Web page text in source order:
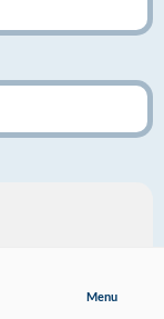
Menu